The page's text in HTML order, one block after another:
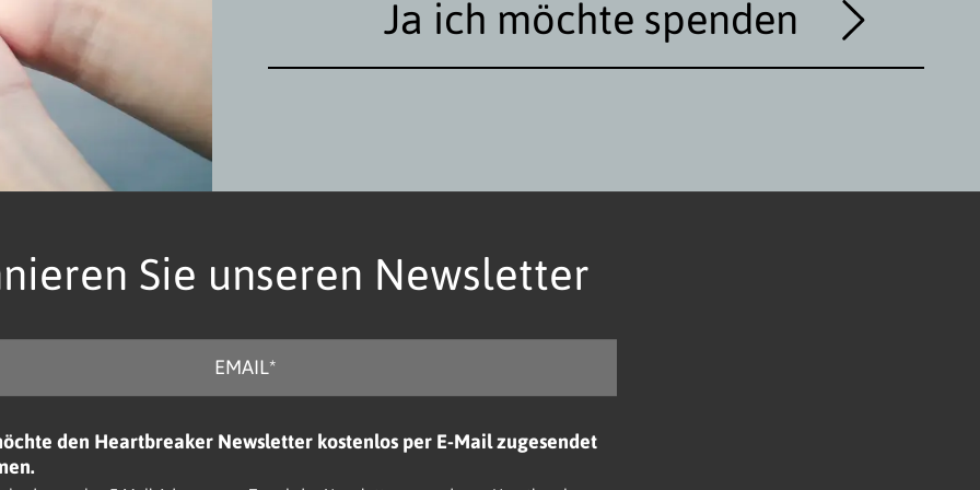
Ja ich möchte spenden
Sie unseren Newsletter
den Heartbreaker Newsletter kostenlos per E-Mail zugesendet